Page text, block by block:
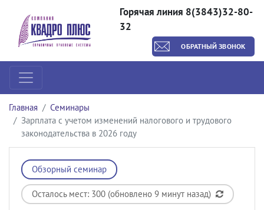
Горячая линия 8(3843)32-80-
32
ОБРАТНЫЙ ЗВОНОК
Главная
Семинары
Зарплата с учетом изменений налогового и трудового
законодательства в 2026 году
Обзорный семинар
Осталось мест: 300 (обновлено 9 минут назад)